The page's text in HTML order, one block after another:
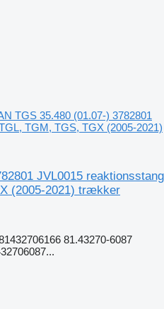
TGS 35.480 (01.07-) 3782801
TGM, TGS, TGX (2005-2021)
JVL0015 reaktionsstang
(2005-2021) trækker
81.43270-6087